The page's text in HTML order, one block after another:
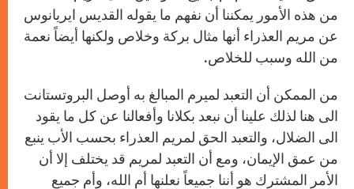
من هذه الأمور يمكننا أن نفهم ما يقوله القديس ايريانوس
عن مريم العذراء أنها مثال بركة وخلاص ولكنها أيضاً نعمة
من الله وسبب للخلاص.
من الممكن أن التعبد لميرم المبالغ به أوصل البروتستانت
الى هنا لذلك علينا أن نبعد بكلانا وأفعالنا عن كل ما يقود
الى الضلال، والتعبد الحق لمريم العذراء بحسب الأب ينبع
من عمق الإيمان، ومع أن التعبد لمريم قد يختلف إلا أن
الأمر المشترك هو أننا جميعاً نعلنها أم الله، وأم جميع